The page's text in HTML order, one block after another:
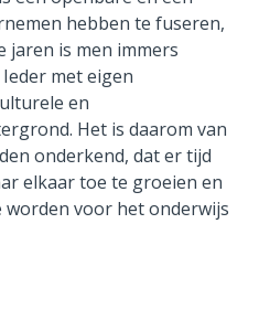
hebben te fuseren,
jaren is men immers
Ieder met eigen
en
Het is daarom van
onderkend, dat er tijd
elkaar toe te groeien en
voor het onderwijs